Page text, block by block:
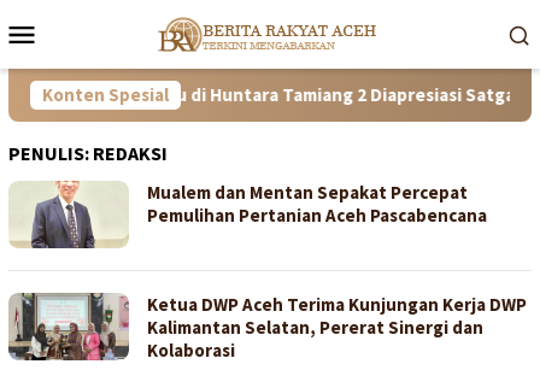
ke
Mobile
Konten Spesial
Kisah Ibu di Huntara Tamiang 2 Diapresiasi Satgas PRR Aceh
PENULIS: REDAKSI
Mualem dan Mentan Sepakat Percepat
Pemulihan Pertanian Aceh Pascabencana
Ketua DWP Aceh Terima Kunjungan Kerja DWP
Kalimantan Selatan, Pererat Sinergi dan
Kolaborasi